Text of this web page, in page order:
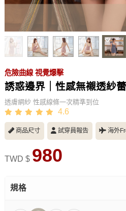
危險曲線 視覺爆擊
誘惑邊界｜性感無襯透紗
透膚網紗 性感線條一次精準到位
4.6
商品尺寸 試穿員報告 海外
TWD $ 980
規格